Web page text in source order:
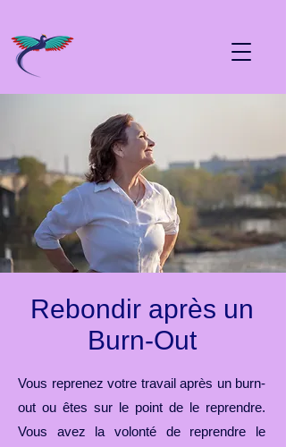
Rebondir après un
Burn-Out
Vous reprenez votre travail après un burn-
out ou êtes sur le point de le reprendre.
Vous avez la volonté de reprendre le